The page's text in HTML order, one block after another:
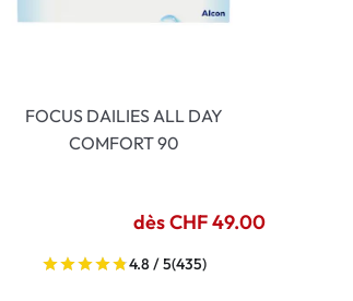
FOCUS DAILIES ALL DAY
COMFORT 90
dès CHF 49.00
4.8 / 5(435)